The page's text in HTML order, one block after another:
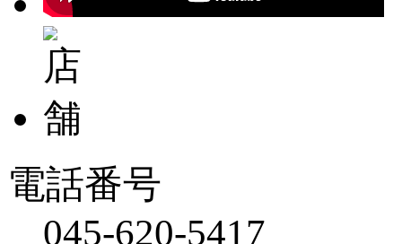
電話番号
045-620-5417